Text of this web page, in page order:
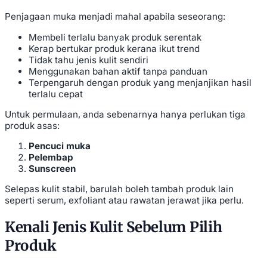
Penjagaan muka menjadi mahal apabila seseorang:
Membeli terlalu banyak produk serentak
Kerap bertukar produk kerana ikut trend
Tidak tahu jenis kulit sendiri
Menggunakan bahan aktif tanpa panduan
Terpengaruh dengan produk yang menjanjikan hasil
terlalu cepat
Untuk permulaan, anda sebenarnya hanya perlukan tiga
produk asas:
Pencuci muka
Pelembap
Sunscreen
Selepas kulit stabil, barulah boleh tambah produk lain
seperti serum, exfoliant atau rawatan jerawat jika perlu.
Kenali Jenis Kulit Sebelum Pilih
Produk